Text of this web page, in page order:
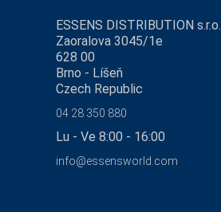
ESSENS DISTRIBUTION s.r.o.
Zaoralova 3045/1e
628 00
Brno - Líšeň
Czech Republic
04 28 350 880
Lu - Ve 8:00 - 16:00
info@essensworld.com